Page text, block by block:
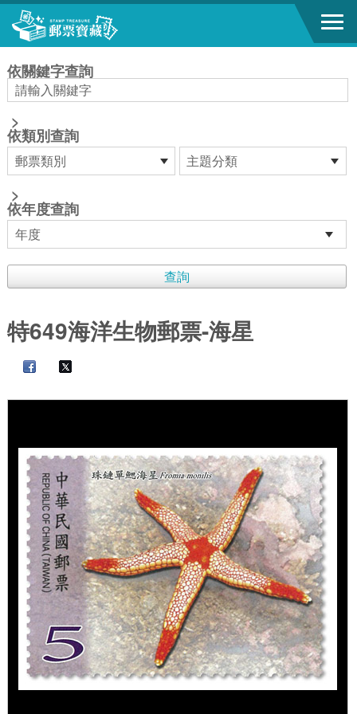
跳到主要內容區塊
依關鍵字查詢
>
依類別查詢
>
依年度查詢
特649海洋生物郵票-海星